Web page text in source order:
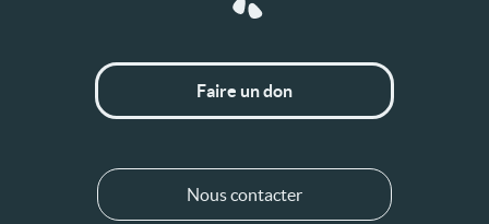
Faire un don
Nous contacter